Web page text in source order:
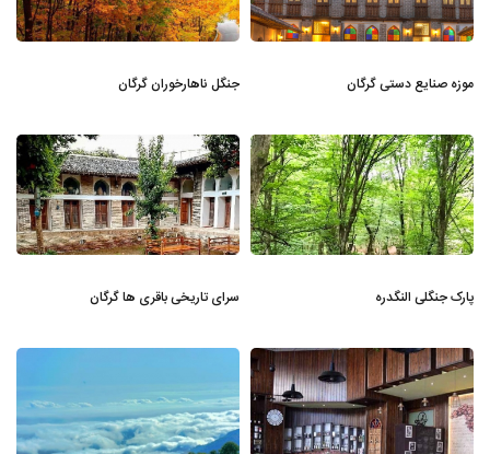
موزه صنایع دستی گرگان جنگل ناهارخوران گرگان
پارک جنگلی النگدره سرای تاریخی باقری ها گرگان